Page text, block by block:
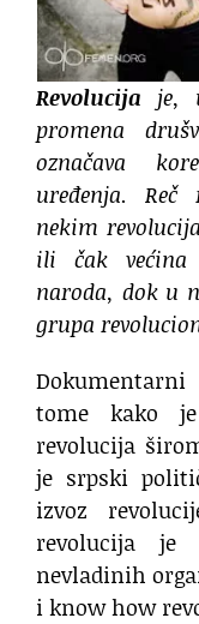
Revolucija je,
promena
označava
uređenja.
nekim
ili čak većina
naroda, dok u
grupa
tome kako
revolucija
je srpski
izvoz
revolucija je
nevladinih
i know how